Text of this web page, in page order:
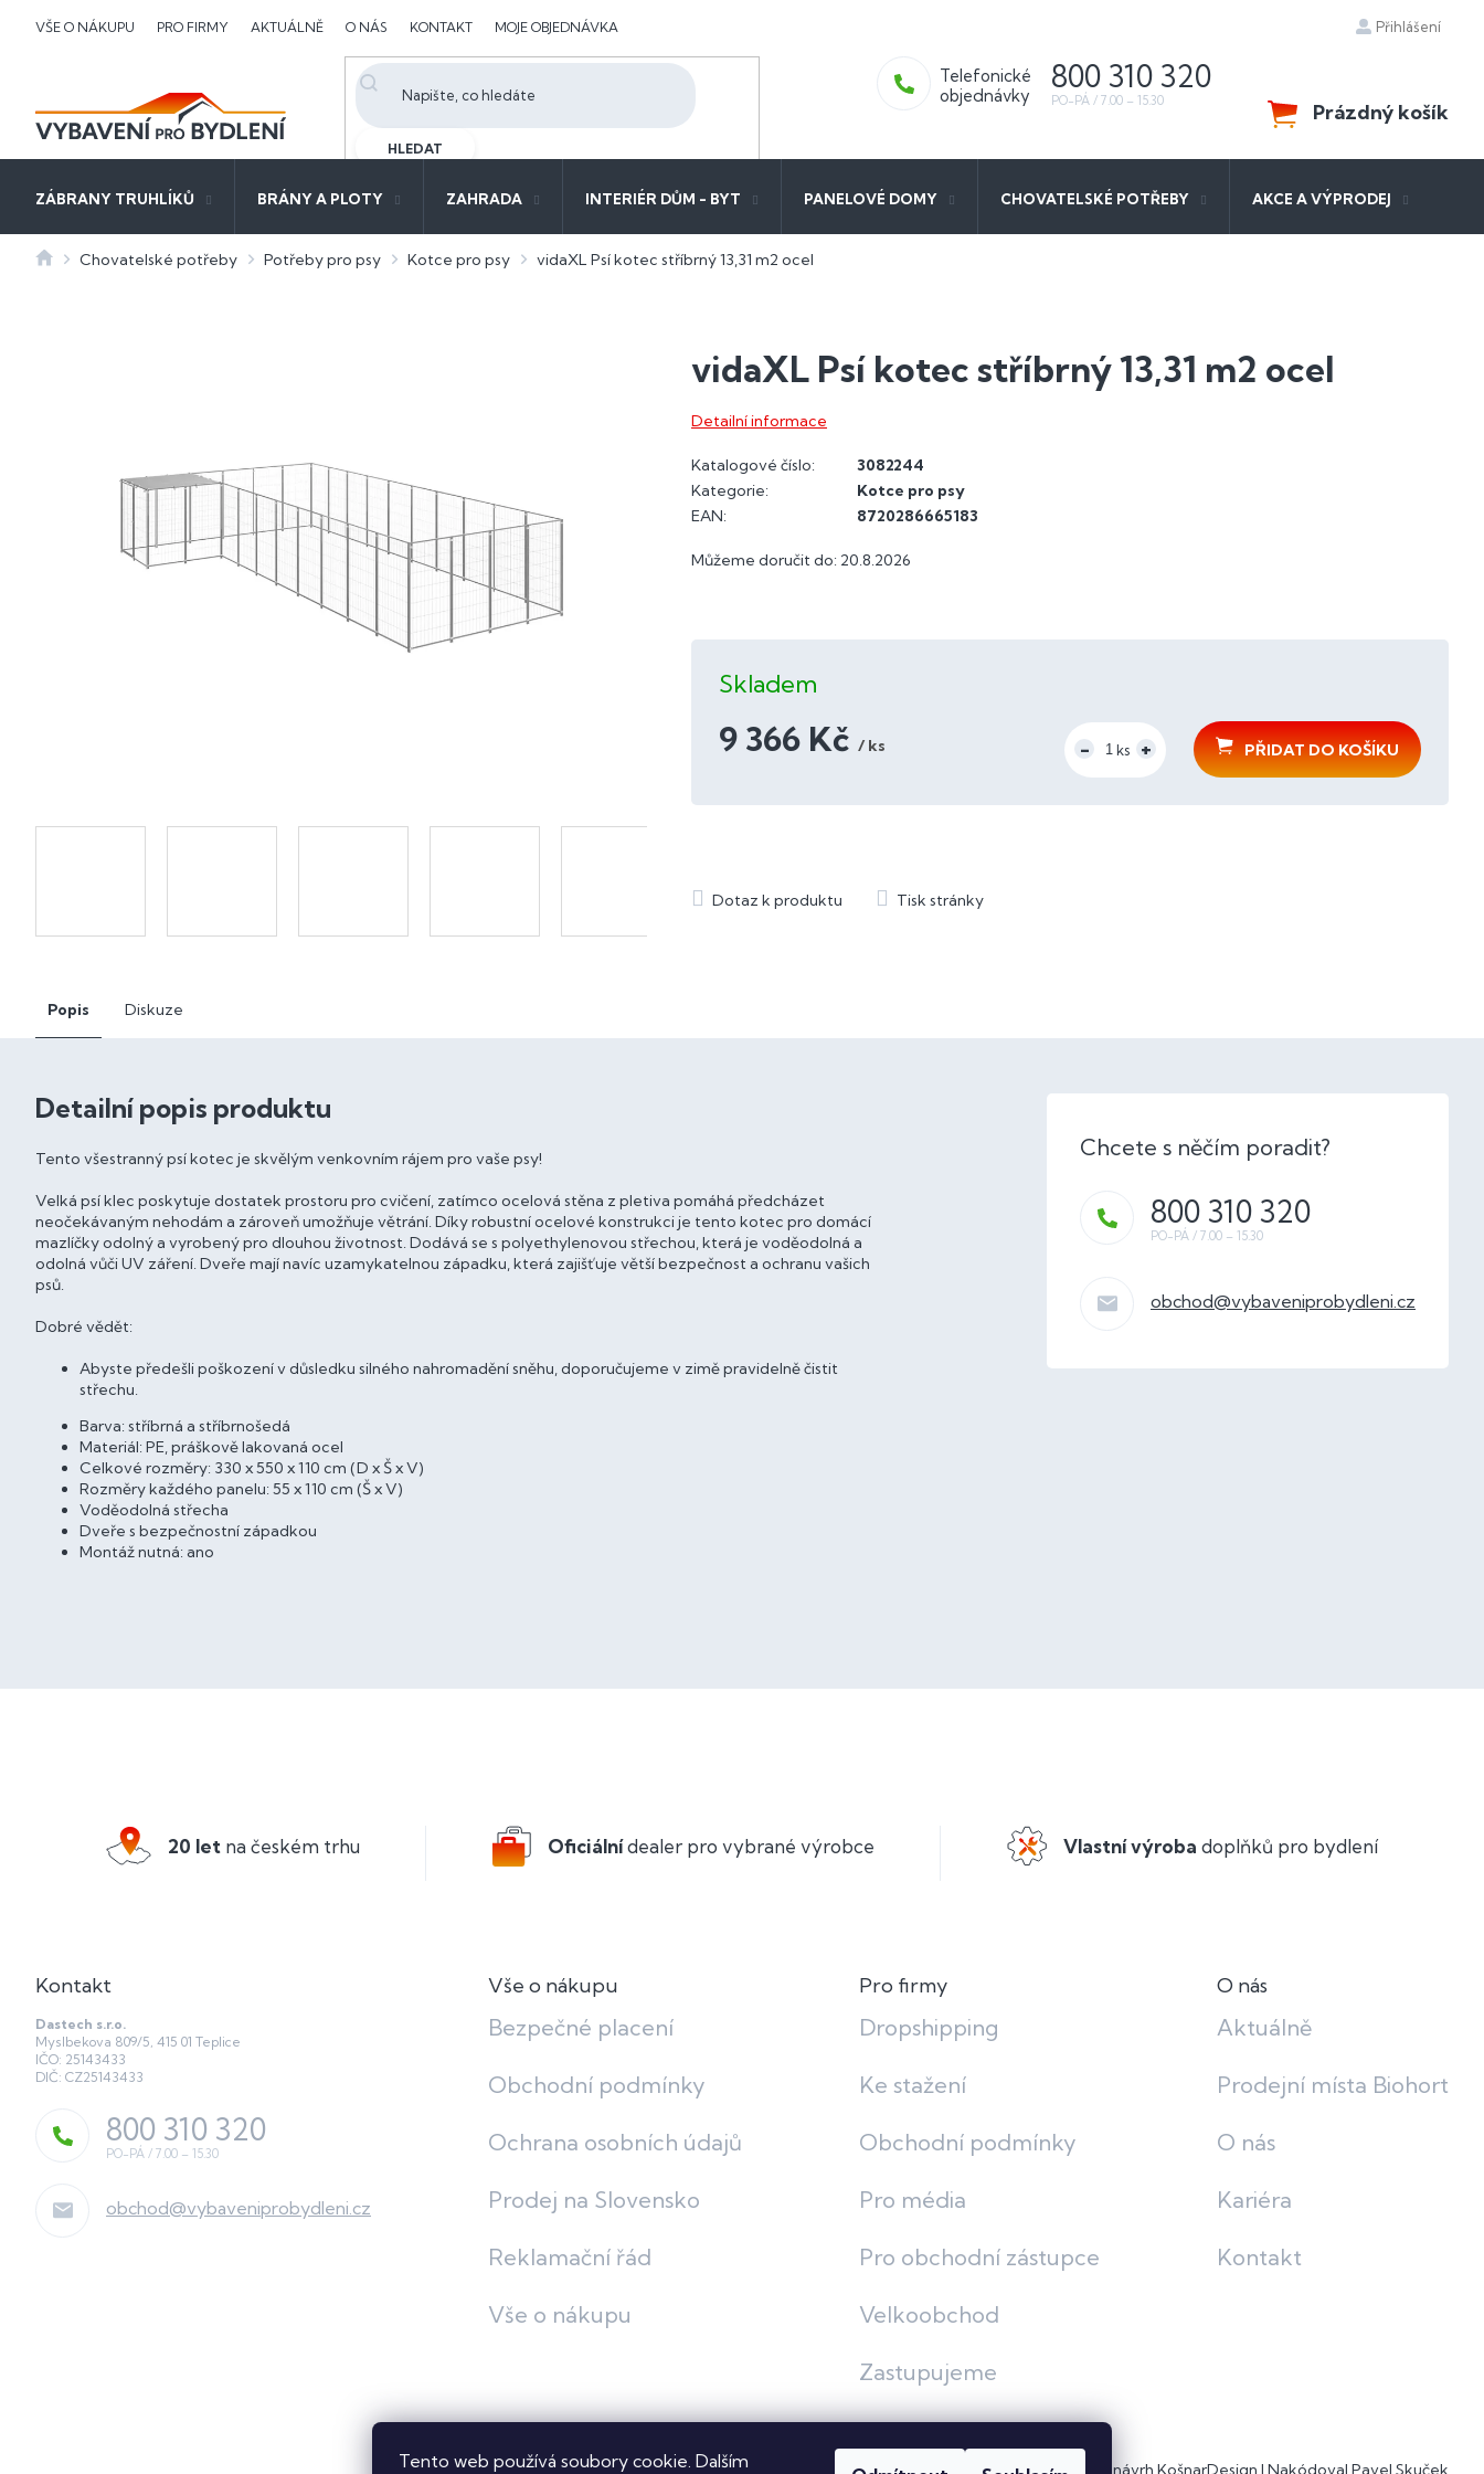
Tento web používá soubory cookie. Dalším
VŠE O NÁKUPU PRO FIRMY AKTUÁLNĚ O NÁS KONTAKT MOJE OBJEDNÁVKA Přihlášení
HLEDAT
800 310 320
NÁKUPNÍ
KOŠÍK
Prázdný košík
ZÁBRANY TRUHLÍKŮ BRÁNY A PLOTY ZAHRADA INTERIÉR DŮM - BYT PANELOVÉ DOMY CHOVATELSKÉ POTŘEBY AKCE A VÝPRODEJ
DomůChovatelské potřeby Potřeby pro psy Kotce pro psy vidaXL Psí kotec stříbrný 13,31 m2 ocel
vidaXL Psí kotec stříbrný 13,31 m2 ocel
Můžeme doručit do: 20.8.2026
Skladem
9 366 Kč / ks
PŘIDAT DO KOŠÍKU
Detailní informace
Katalogové číslo:
3082244
Kategorie:
Kotce pro psy
EAN: 8720286665183
Popis Diskuze
Detailní popis produktu
Tento všestranný psí kotec je skvělým venkovním rájem pro vaše psy!
Velká psí klec poskytuje dostatek prostoru pro cvičení, zatímco ocelová stěna z pletiva pomáhá předcházet
neočekávaným nehodám a zároveň umožňuje větrání. Díky robustní ocelové konstrukci je tento kotec pro domácí
mazlíčky odolný a vyrobený pro dlouhou životnost. Dodává se s polyethylenovou střechou, která je voděodolná a
odolná vůči UV záření. Dveře mají navíc uzamykatelnou západku, která zajišťuje větší bezpečnost a ochranu vašich
psů.
Dobré vědět:
Abyste předešli poškození v důsledku silného nahromadění sněhu, doporučujeme v zimě pravidelně čistit
střechu.
Barva: stříbrná a stříbrnošedá
Materiál: PE, práškově lakovaná ocel
Celkové rozměry: 330 x 550 x 110 cm (D x Š x V)
Rozměry každého panelu: 55 x 110 cm (Š x V)
Voděodolná střecha
Dveře s bezpečnostní západkou
Montáž nutná: ano
obchod@vybaveniprobydleni.cz
800 310 320
20 let na českém trhu Oficiálnídealer pro vybrané výrobce Vlastní výroba doplňků pro bydlení
Kontakt
Dastech s.r.o.
Myslbekova 809/5, 415 01 Teplice
IČO: 25143433
DIČ: CZ25143433
obchod@vybaveniprobydleni.cz
800 310 320
Vše o nákupu
Bezpečné placení
Obchodní podmínky
Ochrana osobních údajů
Prodej na Slovensko
Reklamační řád
Vše o nákupu
Pro firmy
Dropshipping
Ke stažení
Obchodní podmínky
Pro média
Pro obchodní zástupce
Velkoobchod
Zastupujeme
O nás
Aktuálně
Prodejní místa Biohort
O nás
Kariéra
Kontakt
Grafický návrh KošnarDesign | Nakódoval Pavel Skuček